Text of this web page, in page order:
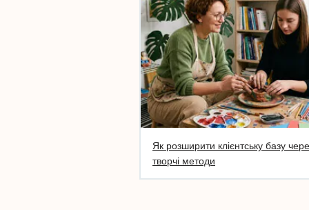
Як розширити клієнтську базу
творчі методи